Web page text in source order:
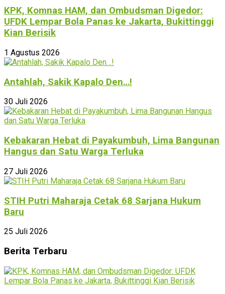
KPK, Komnas HAM, dan Ombudsman Digedor:
UFDK Lempar Bola Panas ke Jakarta, Bukittinggi
Kian Berisik
1 Agustus 2026
Antahlah, Sakik Kapalo Den…!
30 Juli 2026
Kebakaran Hebat di Payakumbuh, Lima Bangunan
Hangus dan Satu Warga Terluka
27 Juli 2026
STIH Putri Maharaja Cetak 68 Sarjana Hukum
Baru
25 Juli 2026
Berita Terbaru